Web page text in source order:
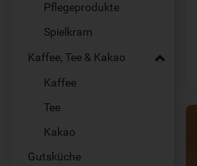
Pflegeprodukte
Spielkram
Kaffee, Tee & Kakao
Kaffee
Tee
Kakao
Gutsküche